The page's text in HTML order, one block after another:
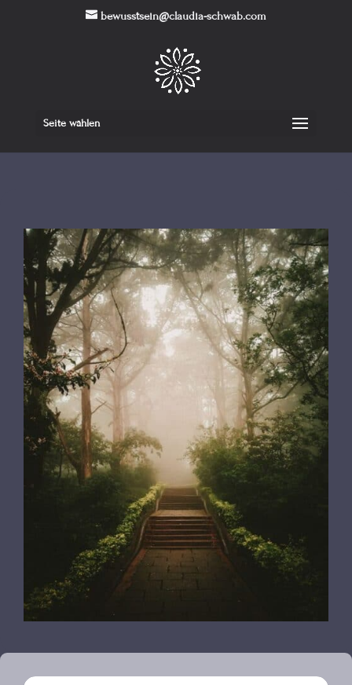
bewusstsein@claudia-schwab.com
Seite wählen